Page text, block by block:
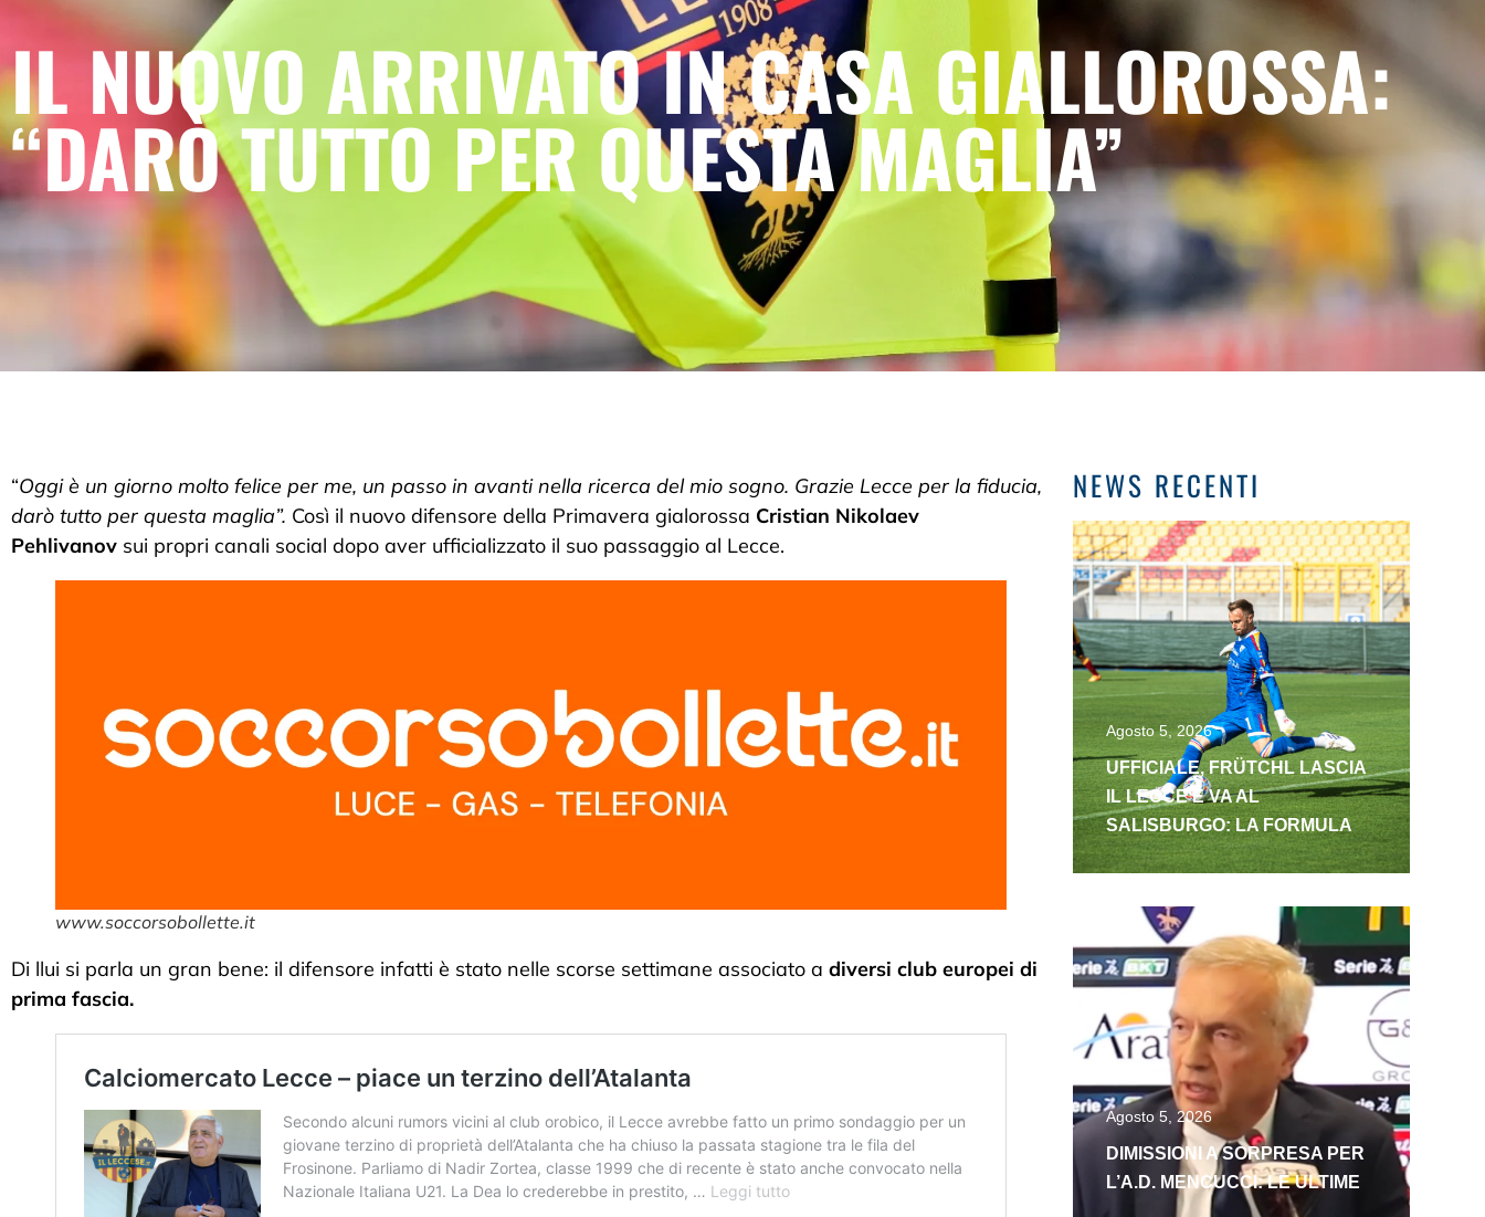
IL NUOVO ARRIVATO IN CASA GIALLOROSSA:
“DARÒ TUTTO PER QUESTA MAGLIA”
“Oggi è un giorno molto felice per me, un passo in avanti nella ricerca del mio sogno. Grazie Lecce per la fiducia,
darò tutto per questa maglia”. Così il nuovo difensore della Primavera gialorossa Cristian Nikolaev
Pehlivanov sui propri canali social dopo aver ufficializzato il suo passaggio al Lecce.
www.soccorsobollette.it
Di llui si parla un gran bene: il difensore infatti è stato nelle scorse settimane associato a diversi club europei di
prima fascia.
NEWS RECENTI
Agosto 5, 2026
UFFICIALE, FRÜTCHL LASCIA
IL LECCE E VA AL
SALISBURGO: LA FORMULA
Agosto 5, 2026
DIMISSIONI A SORPRESA PER
L’A.D. MENCUCCI: LE ULTIME